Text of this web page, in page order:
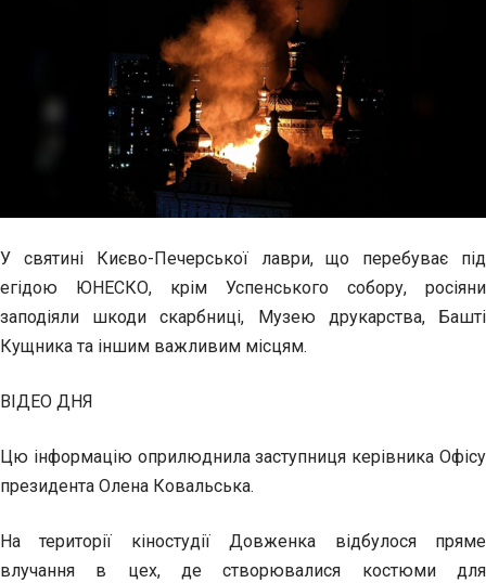
У святині Києво-Печерської лаври, що перебуває під
егідою ЮНЕСКО, крім Успенського собору, росіяни
заподіяли шкоди скарбниці, Музею друкарства, Башті
Кущника та іншим важливим місцям.
ВІДЕО ДНЯ
Цю інформацію оприлюднила заступниця керівника Офісу
президента Олена Ковальська.
На території кіностудії Довженка відбулося пряме
влучання в цех, де створювалися костюми для